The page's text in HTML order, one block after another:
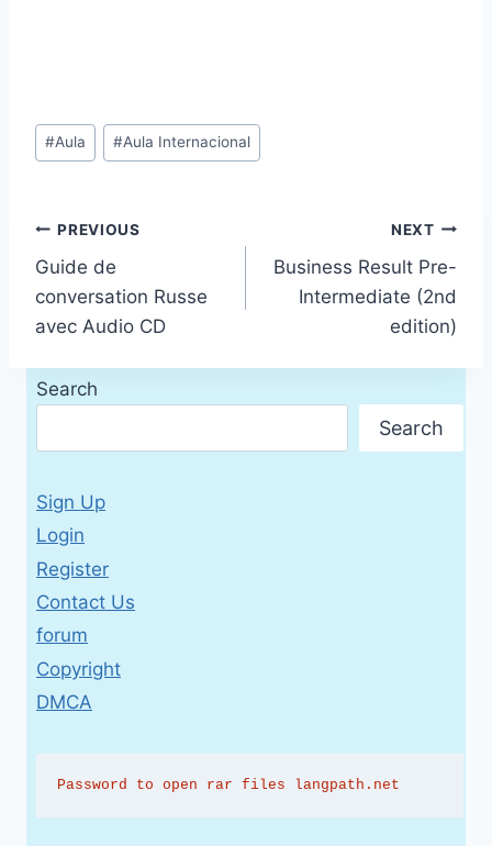
Post
Tags:
#Aula #Aula Internacional
Post
navigation
PREVIOUS
Guide de
conversation Russe
avec Audio CD
NEXT
Business Result Pre-
Intermediate (2nd
edition)
Search
Search
Sign Up
Login
Register
Contact Us
forum
Copyright
DMCA
Password to open rar files langpath.net